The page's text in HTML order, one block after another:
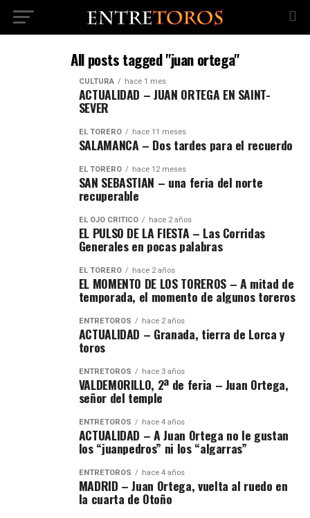
All posts tagged "juan ortega"
CULTURA hace 1 mes
ACTUALIDAD – JUAN ORTEGA EN SAINT-
SEVER
EL TORERO hace 11 meses
SALAMANCA – Dos tardes para el recuerdo
EL TORERO hace 12 meses
SAN SEBASTIAN – una feria del norte
recuperable
EL OJO CRÍTICO hace 2 años
EL PULSO DE LA FIESTA – Las Corridas
Generales en pocas palabras
EL TORERO hace 2 años
EL MOMENTO DE LOS TOREROS – A mitad de
temporada, el momento de algunos toreros
ENTRETOROS hace 2 años
ACTUALIDAD – Granada, tierra de Lorca y
toros
ENTRETOROS hace 3 años
VALDEMORILLO, 2ª de feria – Juan Ortega,
señor del temple
ENTRETOROS hace 4 años
ACTUALIDAD – A Juan Ortega no le gustan
los “juanpedros” ni los “algarras”
ENTRETOROS hace 4 años
MADRID – Juan Ortega, vuelta al ruedo en
la cuarta de Otoño